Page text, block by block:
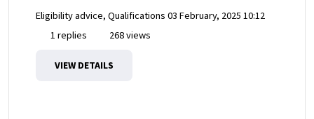
Eligibility advice, Qualifications 03 February, 2025 10:12
1 replies
268 views
VIEW DETAILS